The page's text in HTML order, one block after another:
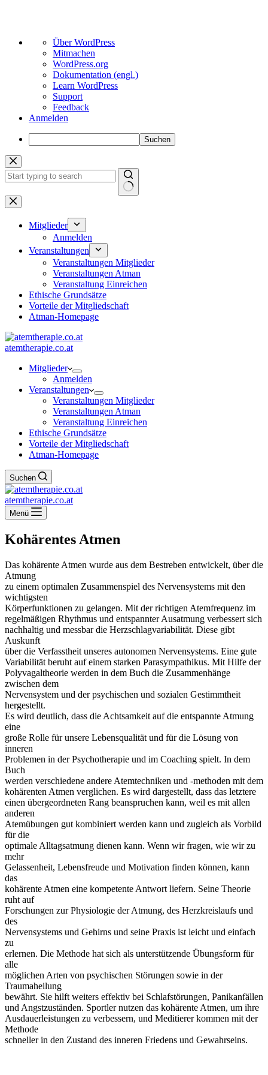
Über
WordPress
Über WordPress
Mitmachen
WordPress.org
Dokumentation (engl.)
Learn WordPress
Support
Feedback
Anmelden
Suchen
Zum
Inhalt
springen
Keine
Ergebnisse
Mitglieder
Anmelden
Veranstaltungen
Veranstaltungen Mitglieder
Veranstaltungen Atman
Veranstaltung Einreichen
Ethische Grundsätze
Vorteile der Mitgliedschaft
Atman-Homepage
atemtherapie.co.at
Mitglieder
Anmelden
Veranstaltungen
Veranstaltungen Mitglieder
Veranstaltungen Atman
Veranstaltung Einreichen
Ethische Grundsätze
Vorteile der Mitgliedschaft
Atman-Homepage
Suchen
atemtherapie.co.at
Menü
Kohärentes Atmen
Das kohärente Atmen wurde aus dem Bestreben entwickelt, über die
Atmung
zu einem optimalen Zusammenspiel des Nervensystems mit den
wichtigsten
Körperfunktionen zu gelangen. Mit der richtigen Atemfrequenz im
regelmäßigen Rhythmus und entspannter Ausatmung verbessert sich
nachhaltig und messbar die Herzschlagvariabilität. Diese gibt
Auskunft
über die Verfasstheit unseres autonomen Nervensystems. Eine gute
Variabilität beruht auf einem starken Parasympathikus. Mit Hilfe der
Polyvagaltheorie werden in dem Buch die Zusammenhänge
zwischen dem
Nervensystem und der psychischen und sozialen Gestimmtheit
hergestellt.
Es wird deutlich, dass die Achtsamkeit auf die entspannte Atmung
eine
große Rolle für unsere Lebensqualität und für die Lösung von
inneren
Problemen in der Psychotherapie und im Coaching spielt. In dem
Buch
werden verschiedene andere Atemtechniken und -methoden mit dem
kohärenten Atmen verglichen. Es wird dargestellt, dass das letztere
einen übergeordneten Rang beanspruchen kann, weil es mit allen
anderen
Atemübungen gut kombiniert werden kann und zugleich als Vorbild
für die
optimale Alltagsatmung dienen kann. Wenn wir fragen, wie wir zu
mehr
Gelassenheit, Lebensfreude und Motivation finden können, kann
das
kohärente Atmen eine kompetente Antwort liefern. Seine Theorie
ruht auf
Forschungen zur Physiologie der Atmung, des Herzkreislaufs und
des
Nervensystems und Gehirns und seine Praxis ist leicht und einfach
zu
erlernen. Die Methode hat sich als unterstützende Übungsform für
alle
möglichen Arten von psychischen Störungen sowie in der
Traumaheilung
bewährt. Sie hilft weiters effektiv bei Schlafstörungen, Panikanfällen
und Angstzuständen. Sportler nutzen das kohärente Atmen, um ihre
Ausdauerleistungen zu verbessern, und Meditierer kommen mit der
Methode
schneller in den Zustand des inneren Friedens und Gewahrseins.